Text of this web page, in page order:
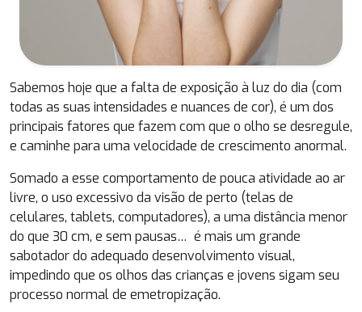
Sabemos hoje que a falta de exposição à luz do dia (com
todas as suas intensidades e nuances de cor), é um dos
principais fatores que fazem com que o olho se desregule,
e caminhe para uma velocidade de crescimento anormal.
Somado a esse comportamento de pouca atividade ao ar
livre, o uso excessivo da visão de perto (telas de
celulares, tablets, computadores), a uma distância menor
do que 30 cm, e sem pausas… é mais um grande
sabotador do adequado desenvolvimento visual,
impedindo que os olhos das crianças e jovens sigam seu
processo normal de emetropização.